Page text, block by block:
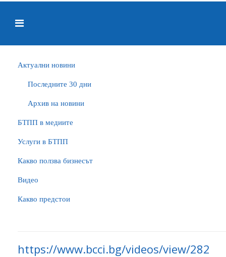
Актуални новини
Последните 30 дни
Архив на новини
БTПП в медиите
Услуги в БТПП
Какво ползва бизнесът
Видео
Какво предстои
https://www.bcci.bg/videos/view/282